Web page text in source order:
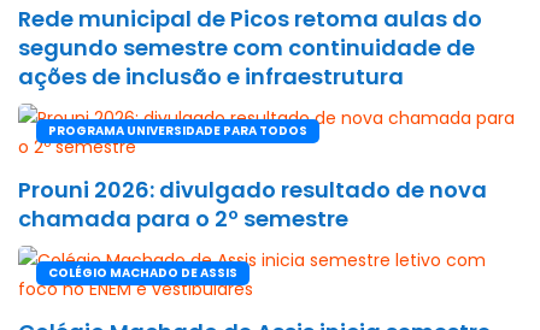
Rede municipal de Picos retoma aulas do
segundo semestre com continuidade de
ações de inclusão e infraestrutura
PROGRAMA UNIVERSIDADE PARA TODOS
Prouni 2026: divulgado resultado de nova
chamada para o 2º semestre
COLÉGIO MACHADO DE ASSIS